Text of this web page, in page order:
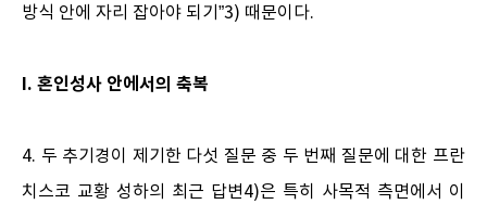
방식 안에 자리 잡아야 되기”3) 때문이다.
I. 혼인성사 안에서의 축복
4. 두 추기경이 제기한 다섯 질문 중 두 번째 질문에 대한 프란
치스코 교황 성하의 최근 답변4)은 특히 사목적 측면에서 이